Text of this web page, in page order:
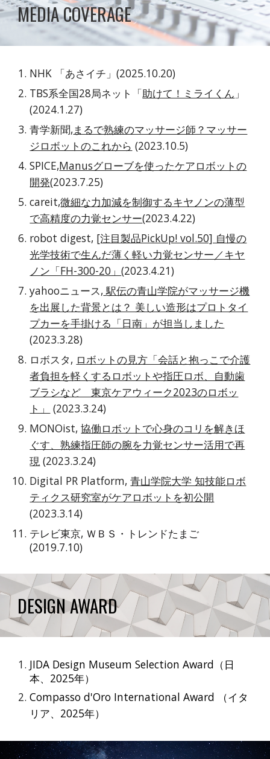
MEDIA COVERAGE
NHK 「あさイチ」(2025.10.20)
TBS系全国28局ネット「助けて！ミライくん 」
(2024.1.27)
青学新聞,まるで熟練のマッサージ師？マッサー
ジロボットのこれから (2023.10.5)
SPICE,Manusグローブを使ったケアロボットの
開発(2023.7.25)
careit,微細な力加減を制御するキヤノンの薄型
で高精度の力覚センサー(2023.4.22)
robot digest, [注目製品PickUp! vol.50] 自慢の
光学技術で生んだ薄く軽い力覚センサー／キヤ
ノン「FH-300-20」(2023.4.21)
yahooニュース, 駅伝の青山学院がマッサージ機
を出展した背景とは？ 美しい造形はプロトタイ
プカーを手掛ける「日南」が担当しました
(2023.3.28)
ロボスタ, ロボットの見方「会話と抱っこで介護
者負担を軽くするロボットや指圧ロボ、自動歯
ブラシなど 東京ケアウィーク2023のロボッ
ト」
(2023.3.24)
MONOist,協働ロボットで心身のコリを解きほ
ぐす、熟練指圧師の腕を力覚センサー活用で再
現 (2023.3.24)
Digital PR Platform,青山学院大学 知技能ロボ
ティクス研究室がケアロボットを初公開
(2023.3.14)
テレビ東京, ＷＢＳ・トレンドたまご
(2019.7.10)
DESIGN AWARD
JIDA Design Museum Selection Award（日
本、2025年）
Compasso d'Oro International Award （イタ
リア、2025年）